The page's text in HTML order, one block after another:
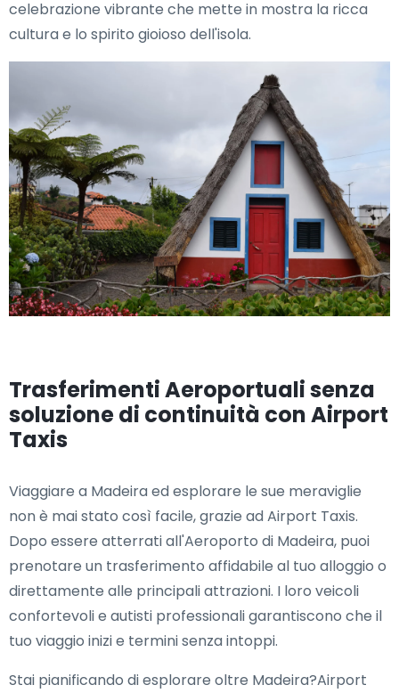
celebrazione vibrante che mette in mostra la ricca
cultura e lo spirito gioioso dell'isola.
Trasferimenti Aeroportuali senza
soluzione di continuità con Airport
Taxis
Viaggiare a Madeira ed esplorare le sue meraviglie
non è mai stato così facile, grazie ad Airport Taxis.
Dopo essere atterrati all'Aeroporto di Madeira, puoi
prenotare un trasferimento affidabile al tuo alloggio o
direttamente alle principali attrazioni. I loro veicoli
confortevoli e autisti professionali garantiscono che il
tuo viaggio inizi e termini senza intoppi.
Stai pianificando di esplorare oltre Madeira?Airport